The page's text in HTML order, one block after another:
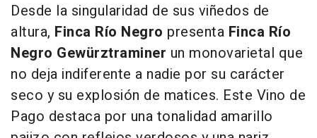
Desde la singularidad de sus viñedos de
altura, Finca Río Negro presenta Finca Río
Negro Gewürztraminer un monovarietal que
no deja indiferente a nadie por su carácter
seco y su explosión de matices. Este Vino de
Pago destaca por una tonalidad amarillo